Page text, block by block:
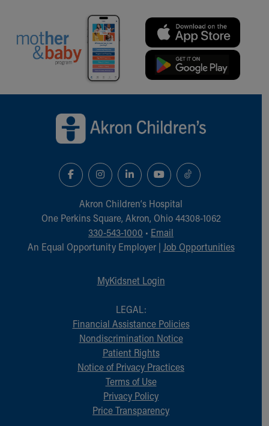
Akron Children‘s Hospital
One Perkins Square, Akron, Ohio 44308-1062
330-543-1000 • Email
An Equal Opportunity Employer | Job Opportunities
MyKidsnet Login
LEGAL:
Financial Assistance Policies
Nondiscrimination Notice
Patient Rights
Notice of Privacy Practices
Terms of Use
Privacy Policy
Price Transparency